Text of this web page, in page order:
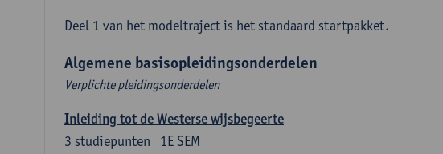
Deel 1 van het modeltraject is het standaard startpakket.
Algemene basisopleidingsonderdelen
Verplichte pleidingsonderdelen
Inleiding tot de Westerse wijsbegeerte
1E SEM
3 studiepunten